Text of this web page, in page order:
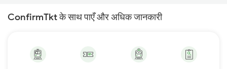
ConfirmTkt के साथ पाएँ और अधिक जानकारी